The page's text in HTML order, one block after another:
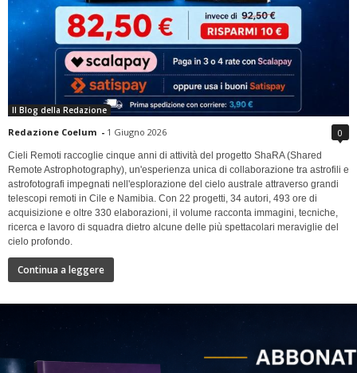
Il Blog della Redazione
Redazione Coelum - 1 Giugno 2026 0
Cieli Remoti raccoglie cinque anni di attività del progetto ShaRA (Shared
Remote Astrophotography), un'esperienza unica di collaborazione tra astrofili e
astrofotografi impegnati nell'esplorazione del cielo australe attraverso grandi
telescopi remoti in Cile e Namibia. Con 22 progetti, 34 autori, 493 ore di
acquisizione e oltre 330 elaborazioni, il volume racconta immagini, tecniche,
ricerca e lavoro di squadra dietro alcune delle più spettacolari meraviglie del
cielo profondo.
Continua a leggere